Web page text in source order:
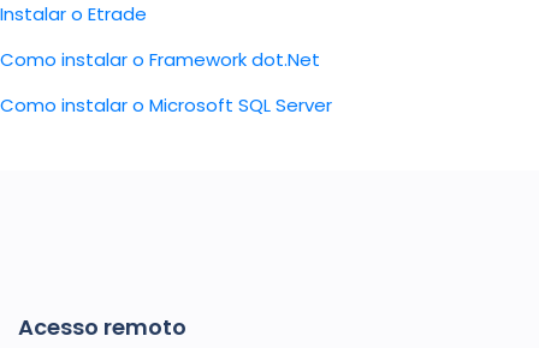
Instalar o Etrade
Como instalar o Framework dot.Net
Como instalar o Microsoft SQL Server
Acesso remoto